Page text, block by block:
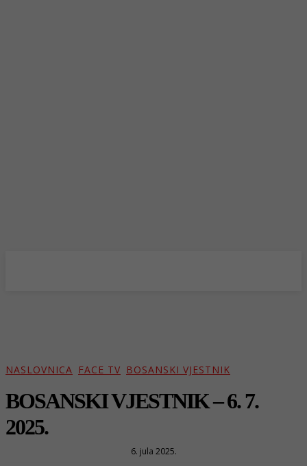
NASLOVNICA FACE TV BOSANSKI VJESTNIK
BOSANSKI VJESTNIK – 6. 7.
2025.
6. jula 2025.